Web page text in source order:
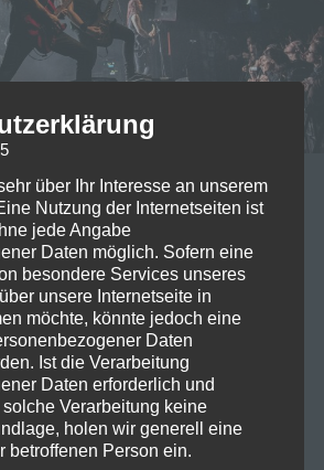
Insomnium
2023
Meister des Melodic Death
davor, ihre Fans auf einer epischen
Die Band, die für ihre
more
über Ihr Interesse an unserem
Nutzung der Internetseiten ist
jede Angabe
Daten möglich. Sofern eine
besondere Services unseres
unsere Internetseite in
möchte, könnte jedoch eine
Daten
Ist die Verarbeitung
Daten erforderlich und
Verarbeitung keine
holen wir generell eine
betroffenen Person ein.